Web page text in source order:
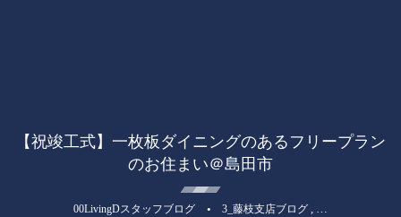
【祝竣工式】一枚板ダイニングのあるフリープラン
のお住まい＠島田市
00LivingDスタッフブログ 3_藤枝支店ブログ , …